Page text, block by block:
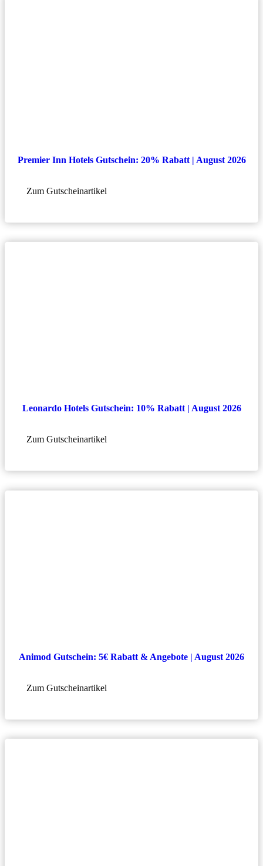
Premier Inn Hotels Gutschein: 20% Rabatt | August 2026
Zum Gutscheinartikel
Leonardo Hotels Gutschein: 10% Rabatt | August 2026
Zum Gutscheinartikel
Animod Gutschein: 5€ Rabatt & Angebote | August 2026
Zum Gutscheinartikel